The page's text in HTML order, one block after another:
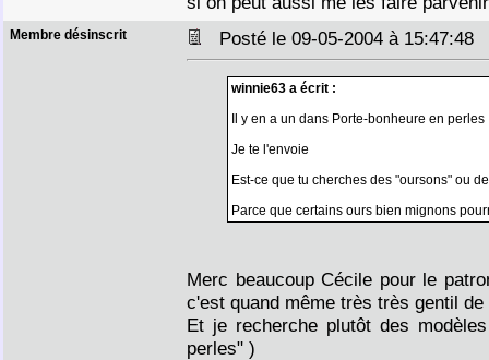
Membre désinscrit Posté le 09-05-2004 à 15:47:48
winnie63 a écrit :
Il y en a un dans Porte-bonheure en perles
Je te l'envoie
Est-ce que tu cherches des "oursons" ou
Parce que certains ours bien mignons
Merc beaucoup Cécile pour le
c'est quand même très très gentil de
Et je recherche plutôt des
perles" )